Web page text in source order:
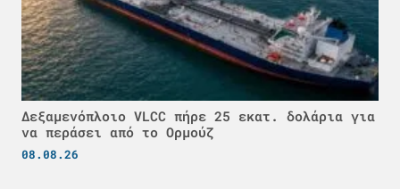
Δεξαμενόπλοιο VLCC πήρε 25 εκατ. δολάρια για
να περάσει από το Ορμούζ
08.08.26